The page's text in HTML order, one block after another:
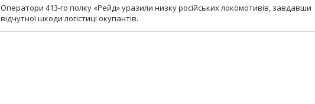
Оператори 413-го полку «Рейд» уразили низку російських локомотивів, завдавши
відчутної шкоди логістиці окупантів.